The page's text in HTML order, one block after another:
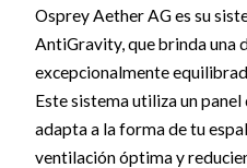
Osprey Aether AG es su
AntiGravity, que brinda una
excepcionalmente
Este sistema utiliza un
adapta a la forma de tu
ventilación óptima y